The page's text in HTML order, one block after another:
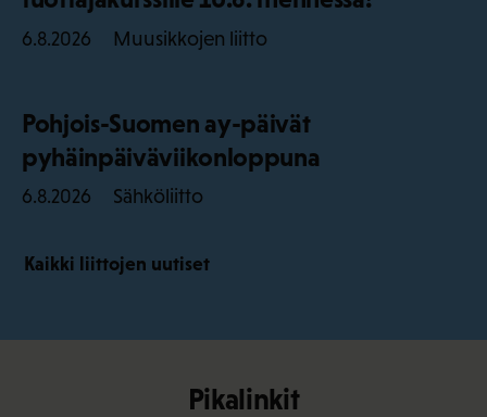
6.8.2026 Muusikkojen liitto
Pohjois-Suomen ay-päivät
pyhäinpäiväviikonloppuna
6.8.2026 Sähköliitto
Kaikki liittojen uutiset
Pikalinkit